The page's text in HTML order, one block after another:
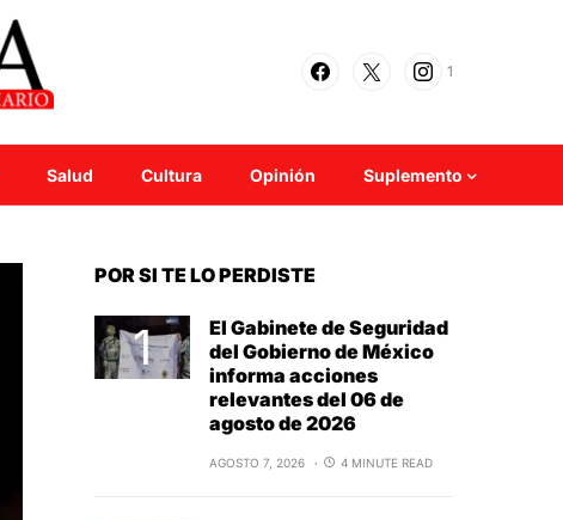
1
Salud Cultura Opinión Suplemento
POR SI TE LO PERDISTE
El Gabinete de Seguridad
del Gobierno de México
informa acciones
relevantes del 06 de
agosto de 2026
AGOSTO 7, 2026 4 MINUTE READ